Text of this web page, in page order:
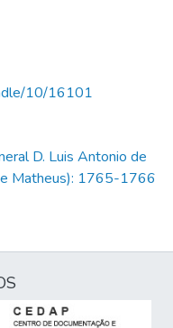
10/16101
D. Luis Antonio de
Matheus): 1765-1766